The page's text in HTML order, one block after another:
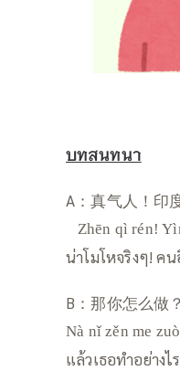
บทสนทนา
A：真气人！印
Zhēn qì rén!
น่าโมโหจริงๆ! ค
B：那你怎么做？
Nà nǐ zěn me
แล้วเธอทำอย่างไ